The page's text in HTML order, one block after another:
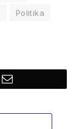
Politika
Email